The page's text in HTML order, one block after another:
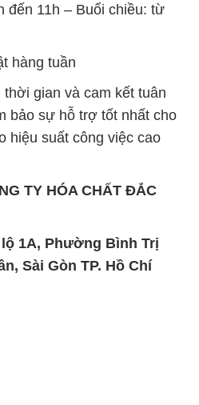
đến 11h – Buổi chiều: từ
hàng tuần
gian và cam kết tuân
bảo sự hỗ trợ tốt nhất cho
hiệu suất công việc cao
TY HÓA CHẤT ĐẮC
1A, Phường Bình Trị
Sài Gòn TP. Hồ Chí